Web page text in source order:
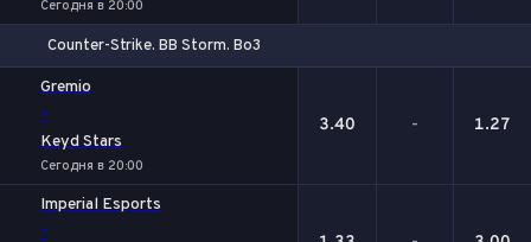
Сегодня в 20:00
Counter-Strike. BB Storm. Bo3
Gremio
-
Keyd Stars
Сегодня в 20:00
3.40 - 1.27
Imperial Esports
-